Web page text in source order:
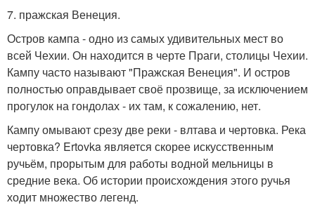
7. пражская Венеция.
Остров кампа - одно из самых удивительных мест во
всей Чехии. Он находится в черте Праги, столицы Чехии.
Кампу часто называют "Пражская Венеция". И остров
полностью оправдывает своё прозвище, за исключением
прогулок на гондолах - их там, к сожалению, нет.
Кампу омывают срезу две реки - влтава и чертовка. Река
чертовка? Ertovka является скорее искусственным
ручьём, прорытым для работы водной мельницы в
средние века. Об истории происхождения этого ручья
ходит множество легенд.